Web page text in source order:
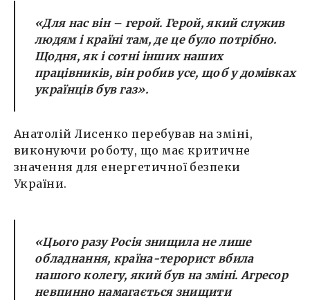
«Для нас він – герой. Герой, який служив
людям і країні там, де це було потрібно.
Щодня, як і сотні інших наших
працівників, він робив усе, щоб у домівках
українців був газ».
Анатолій Лисенко перебував на зміні,
виконуючи роботу, що має критичне
значення для енергетичної безпеки
України.
«Цього разу Росія знищила не лише
обладнання, країна-терорист вбила
нашого колегу, який був на зміні. Агресор
невпинно намагається знищити